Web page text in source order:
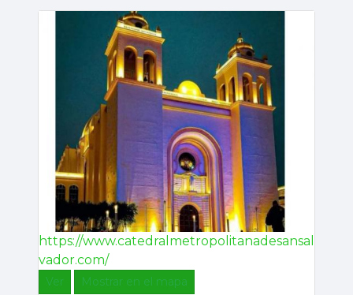
https://www.catedralmetropolitanadesansal
vador.com/
Ver Mostrar en el mapa